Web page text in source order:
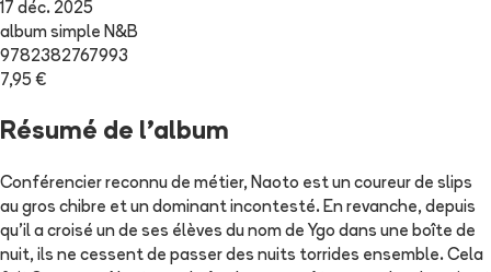
17 déc. 2025
album simple N&B
9782382767993
7,95 €
Résumé de l'album
Conférencier reconnu de métier, Naoto est un coureur de slips
au gros chibre et un dominant incontesté. En revanche, depuis
qu'il a croisé un de ses élèves du nom de Ygo dans une boîte de
nuit, ils ne cessent de passer des nuits torrides ensemble. Cela